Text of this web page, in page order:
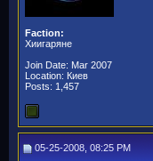
Faction:
Хиигаряне
Join Date: Mar 2007
Location: Киев
Posts: 1,457
05-25-2008, 08:25 PM